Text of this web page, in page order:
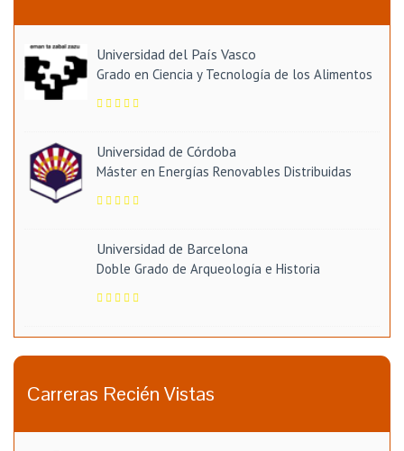
Universidad del País Vasco
Grado en Ciencia y Tecnología de los Alimentos
Universidad de Córdoba
Máster en Energías Renovables Distribuidas
Universidad de Barcelona
Doble Grado de Arqueología e Historia
Carreras Recién Vistas